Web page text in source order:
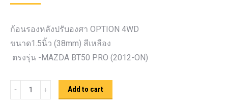
ก้อนรองหลังปรับองศา OPTION 4WD
ขนาด1.5นิ้ว (38mm) สีเหลือง
ตรงรุ่น -MAZDA BT50 PRO (2012-ON)
รอง
Add to cart